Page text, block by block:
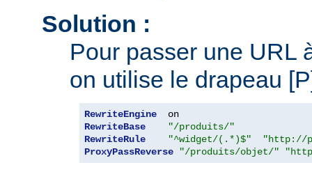
Solution :
Pour passer une URL
on utilise le drapeau
RewriteEngine
RewriteBase
"/produits/"
RewriteRule
"^widget/(.*)$"
"http://
ProxyPassReverse
"/produits/objet/"